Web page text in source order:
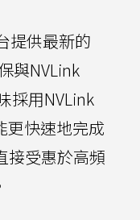
提供最新的
與NVLink
採用NVLink
更快速地完成
接受惠於高頻